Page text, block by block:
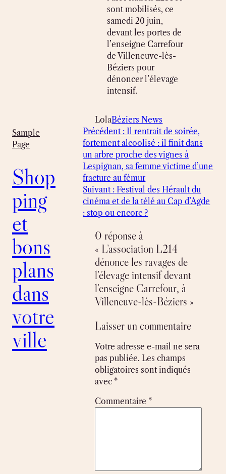
Sample
Page
Shop
ping
et
bons
plans
dans
votre
ville
sont mobilisés, ce
samedi 20 juin,
devant les portes de
l’enseigne Carrefour
de Villeneuve-lès-
Béziers pour
dénoncer l’élevage
intensif.
LolaBéziers News
Précédent : Il rentrait de soirée,
fortement alcoolisé : il finit dans
un arbre proche des vignes à
Lespignan, sa femme victime d’une
fracture au fémur
Suivant : Festival des Hérault du
cinéma et de la télé au Cap d’Agde
: stop ou encore ?
0 réponse à
« L’association L214
dénonce les ravages de
l’élevage intensif devant
l’enseigne Carrefour, à
Villeneuve-lès-Béziers »
Laisser un commentaire
Votre adresse e-mail ne sera
pas publiée. Les champs
obligatoires sont indiqués
avec *
Commentaire *